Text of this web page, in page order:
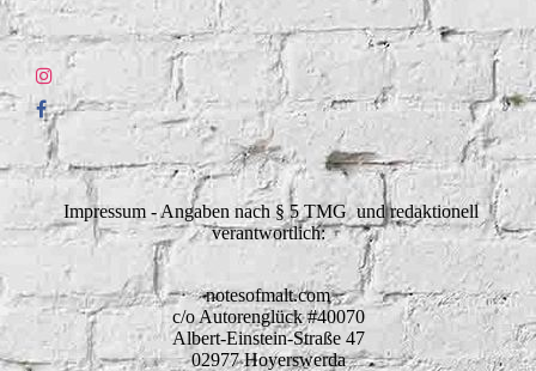
Impressum - Angaben nach § 5 TMG und redaktionell
verantwortlich:
notesofmalt.com
c/o Autorenglück #40070
Albert-Einstein-Straße 47
02977 Hoyerswerda